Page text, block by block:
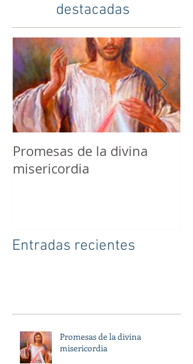
destacadas
Promesas de la divina
misericordia
Entradas recientes
Promesas de la divina
misericordia